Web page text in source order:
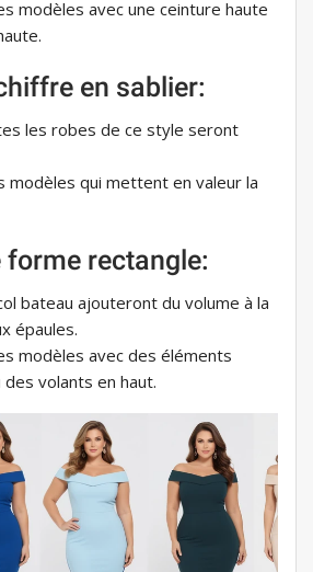
modèles avec une ceinture haute
en sablier:
les robes de ce style seront
modèles qui mettent en valeur la
forme rectangle:
bateau ajouteront du volume à la
épaules.
modèles avec des éléments
volants en haut.